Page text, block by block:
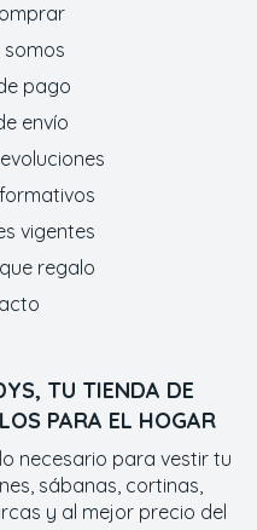
TU TIENDA DE
PARA EL HOGAR
necesario para vestir tu
sábanas, cortinas,
y al mejor precio del
somos
pago
envío
vigentes
regalo